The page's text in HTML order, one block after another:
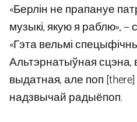
«Берлін не прапануе
музыкі, якую я раблю», —
«Гэта вельмі
Альтэрнатыўная сцэна,
выдатная, але поп
надзвычай радыёпоп.